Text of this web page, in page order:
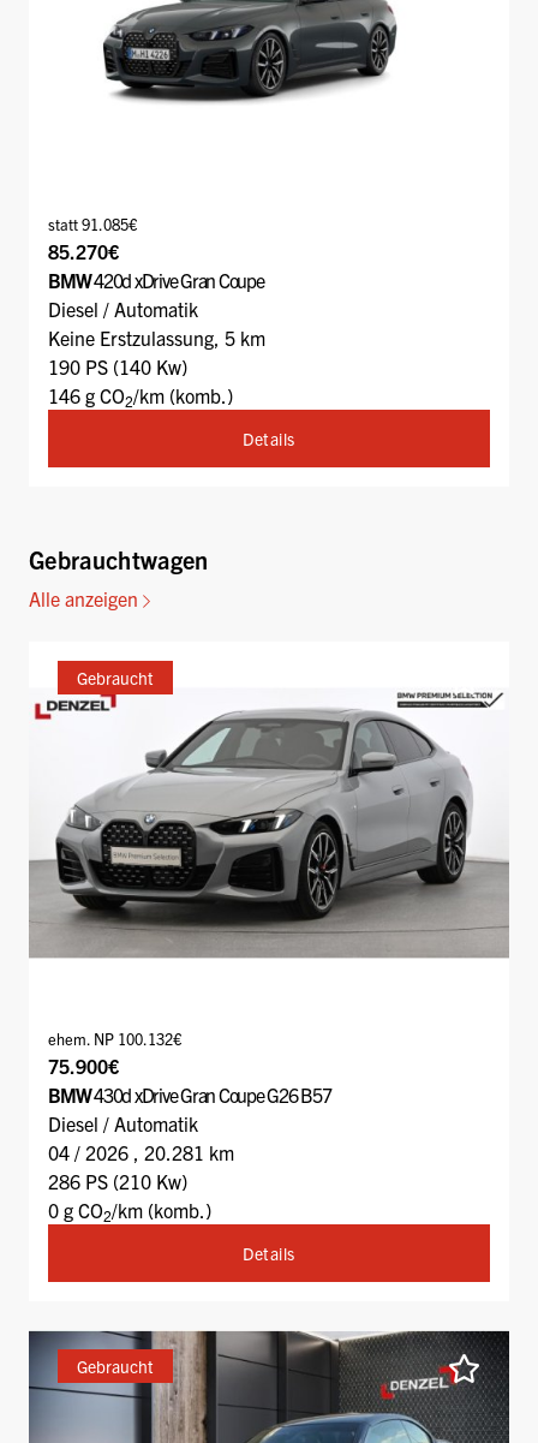
statt 91.085€
85.270€
BMW420d xDrive Gran Coupe
Diesel / Automatik
Keine Erstzulassung, 5 km
190 PS (140 Kw)
146 g CO2/km (komb.)
Details
Gebrauchtwagen
Alle anzeigen
Gebraucht
ehem. NP 100.132€
75.900€
BMW430d xDrive Gran Coupe G26 B57
Diesel / Automatik
04 / 2026 , 20.281 km
286 PS (210 Kw)
0 g CO2/km (komb.)
Details
Gebraucht